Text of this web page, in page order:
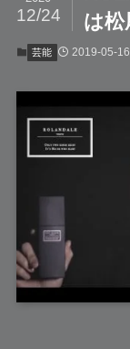
は
12/24
芸能 2019-05-16